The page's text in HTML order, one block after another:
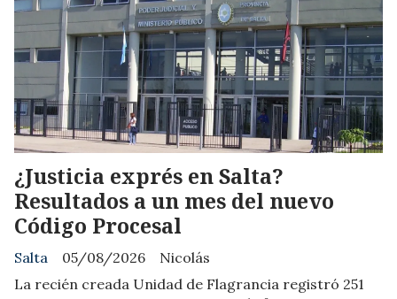
¿Justicia exprés en Salta?
Resultados a un mes del nuevo
Código Procesal
Nicolás
Salta
05/08/2026
La recién creada Unidad de Flagrancia registró 251